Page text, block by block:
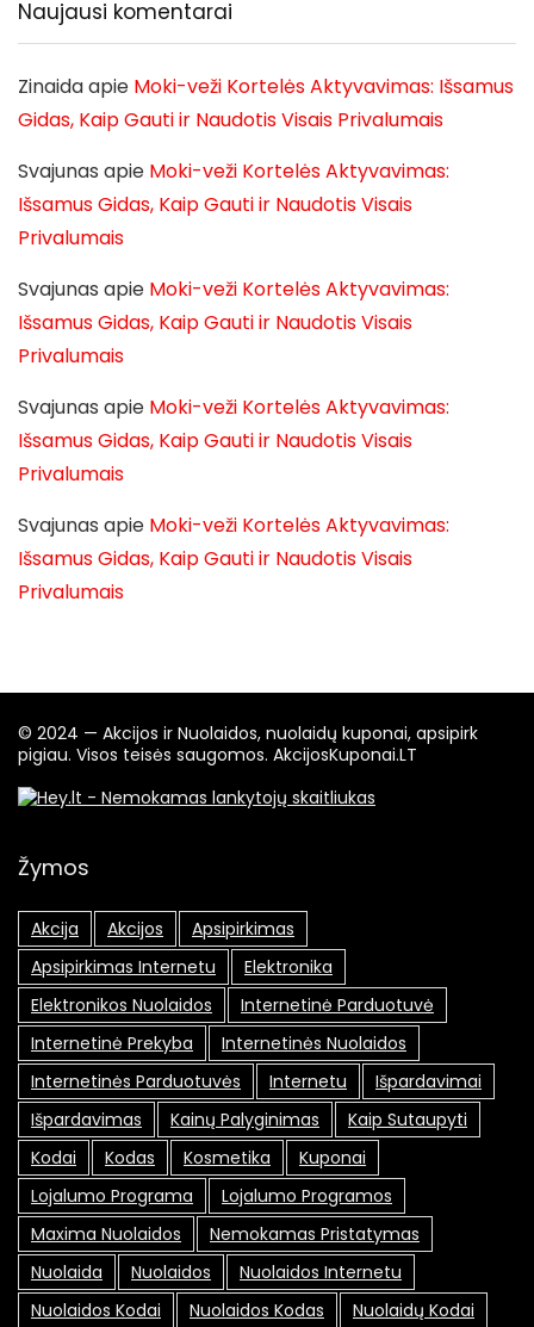
Naujausi komentarai
Zinaidaapie Moki-veži Kortelės Aktyvavimas: Išsamus
Gidas, Kaip Gauti ir Naudotis Visais Privalumais
Svajunas apie Moki-veži Kortelės Aktyvavimas:
Išsamus Gidas, Kaip Gauti ir Naudotis Visais
Privalumais
Svajunas apie Moki-veži Kortelės Aktyvavimas:
Išsamus Gidas, Kaip Gauti ir Naudotis Visais
Privalumais
Svajunas apie Moki-veži Kortelės Aktyvavimas:
Išsamus Gidas, Kaip Gauti ir Naudotis Visais
Privalumais
Svajunas apie Moki-veži Kortelės Aktyvavimas:
Išsamus Gidas, Kaip Gauti ir Naudotis Visais
Privalumais
© 2024 — Akcijos ir Nuolaidos, nuolaidų kuponai, apsipirk
pigiau. Visos teisės saugomos. AkcijosKuponai.LT
Žymos
Akcija Akcijos
Apsipirkimas
Apsipirkimas Internetu
Elektronika
Elektronikos Nuolaidos
Internetinė Parduotuvė
Internetinė Prekyba
Internetinės Nuolaidos
Internetinės Parduotuvės
Internetu
Išpardavimai
Išpardavimas
Kainų Palyginimas
Kaip Sutaupyti
Kodai
Kodas Kosmetika
Kuponai
Lojalumo Programa
Lojalumo Programos
Maxima Nuolaidos
Nemokamas Pristatymas
Nuolaida
Nuolaidos
Nuolaidos Internetu
Nuolaidos Kodai
Nuolaidos Kodas Nuolaidų Kodai